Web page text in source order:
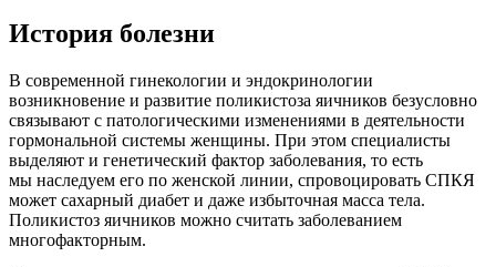
История болезни
В современной гинекологии и эндокринологии
возникновение и развитие поликистоза яичников безусловно
связывают с патологическими изменениями в деятельности
гормональной системы женщины. При этом специалисты
выделяют и генетический фактор заболевания, то есть
мы наследуем его по женской линии, спровоцировать СПКЯ
может сахарный диабет и даже избыточная масса тела.
Поликистоз яичников можно считать заболеванием
многофакторным.